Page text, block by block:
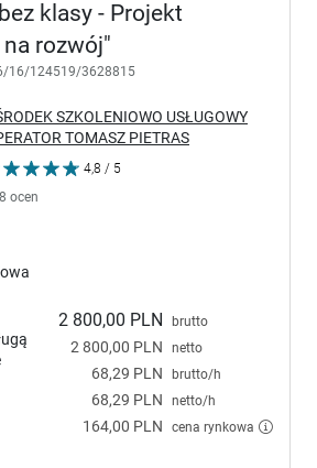
klasy - Projekt
na rozwój"
16/124519/3628815
SZKOLENIOWO USŁUGOWY
TOMASZ PIETRAS
4,8 / 5
ocen
2 800,00 PLN brutto
2 800,00 PLN netto
68,29 PLN brutto/h
68,29 PLN netto/h
164,00 PLN cena rynkowa